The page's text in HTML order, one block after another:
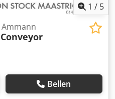
1 / 5
Bellen